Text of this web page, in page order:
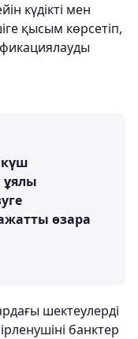
күдікті мен
қысым көрсетіп,
күш
өзара
шектеулерді
банктер